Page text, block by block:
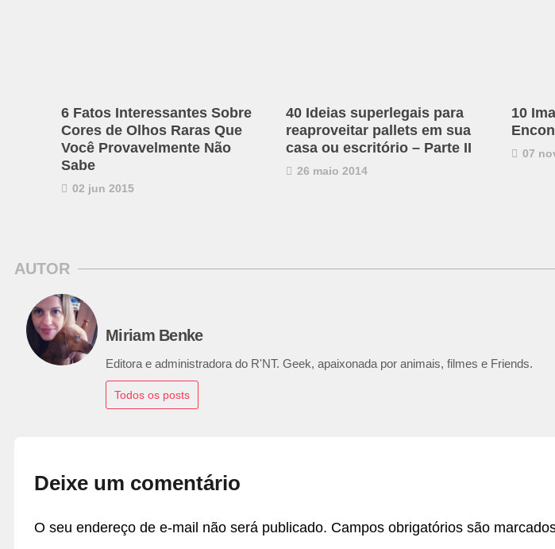
6 Fatos Interessantes Sobre
Cores de Olhos Raras Que
Você Provavelmente Não
Sabe
02 jun 2015
40 Ideias superlegais para
reaproveitar pallets em sua
casa ou escritório – Parte II
26 maio 2014
10
07
AUTOR
Miriam Benke
Editora e administradora do R'NT. Geek, apaixonada por animais, filmes e Friends.
Todos os posts
Deixe um comentário
O seu endereço de e-mail não será publicado. Campos obrigatórios são